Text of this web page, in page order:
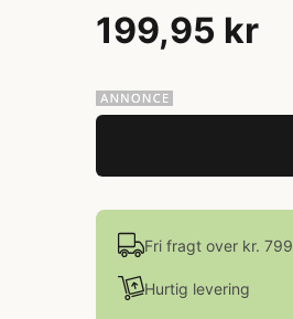
199,95 kr
Fri fragt over kr. 799
Hurtig levering